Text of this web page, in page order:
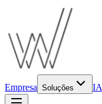
Empresa Soluções IA